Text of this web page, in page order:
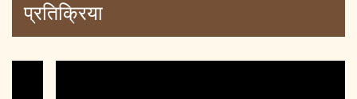
प्रतिक्रिया